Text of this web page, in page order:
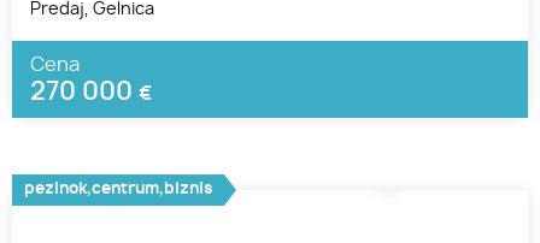
Predaj, Gelnica
Cena
270 000 €
pezinok,centrum,biznis